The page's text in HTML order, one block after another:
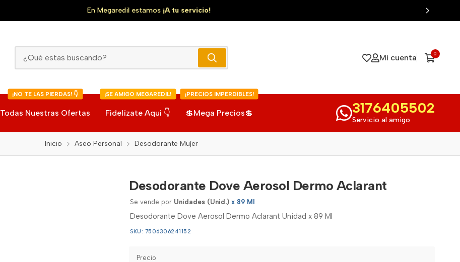
Desodorante Dove Aerosol Dermo Aclarant
En Megaredil estamos¡A tu servicio!
Mi cuenta 0
Todas Nuestras Ofertas
¡NO TE LAS PIERDAS! 👇
Fidelízate Aqui 👇
¡SE AMIGO MEGAREDIL!
💲Mega Precios💲
¡PRECIOS IMPERDIBLES!
3176405502
Servicio al amigo
Inicio Aseo Personal Desodorante Mujer
Desodorante Dove Aerosol Dermo Aclarant
Se vende por Unidades (Unid.) x 89 Ml
Desodorante Dove Aerosol Dermo Aclarant Unidad x 89 Ml
SKU: 7506306241152
Precio